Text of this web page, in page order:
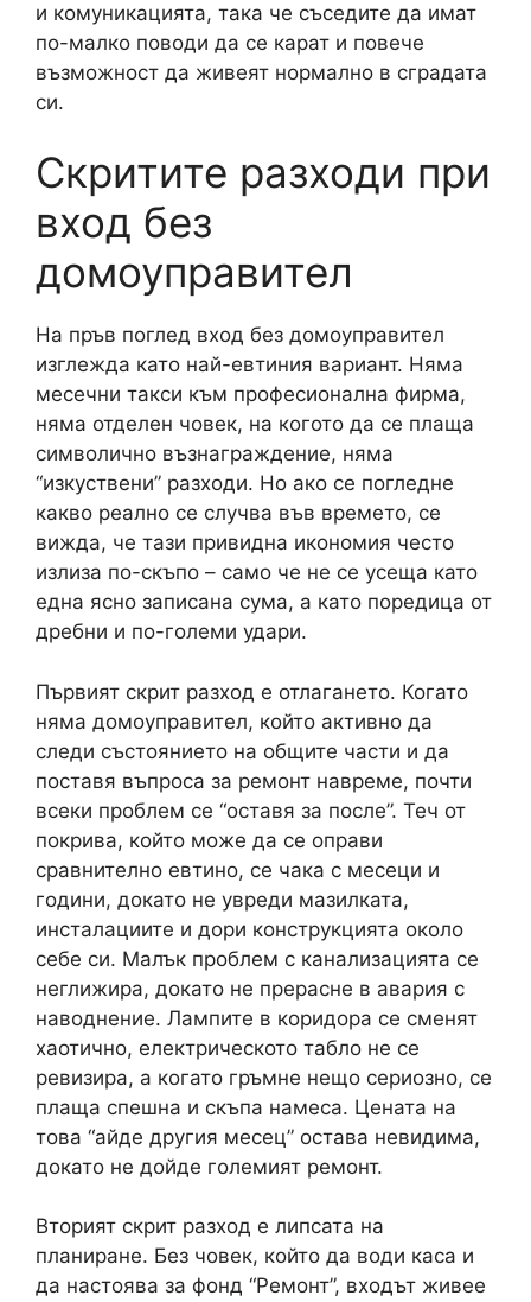
и комуникацията, така че съседите да имат
по-малко поводи да се карат и повече
възможност да живеят нормално в сградата
си.
Скритите разходи при
вход без
домоуправител
На пръв поглед вход без домоуправител
изглежда като най-евтиния вариант. Няма
месечни такси към професионална фирма,
няма отделен човек, на когото да се плаща
символично възнаграждение, няма
“изкуствени” разходи. Но ако се погледне
какво реално се случва във времето, се
вижда, че тази привидна икономия често
излиза по-скъпо – само че не се усеща като
една ясно записана сума, а като поредица от
дребни и по-големи удари.
Първият скрит разход е отлагането. Когато
няма домоуправител, който активно да
следи състоянието на общите части и да
поставя въпроса за ремонт навреме, почти
всеки проблем се “оставя за после”. Теч от
покрива, който може да се оправи
сравнително евтино, се чака с месеци и
години, докато не увреди мазилката,
инсталациите и дори конструкцията около
себе си. Малък проблем с канализацията се
неглижира, докато не прерасне в авария с
наводнение. Лампите в коридора се сменят
хаотично, електрическото табло не се
ревизира, а когато гръмне нещо сериозно, се
плаща спешна и скъпа намеса. Цената на
това “айде другия месец” остава невидима,
докато не дойде големият ремонт.
Вторият скрит разход е липсата на
планиране. Без човек, който да води каса и
да настоява за фонд “Ремонт”, входът живее